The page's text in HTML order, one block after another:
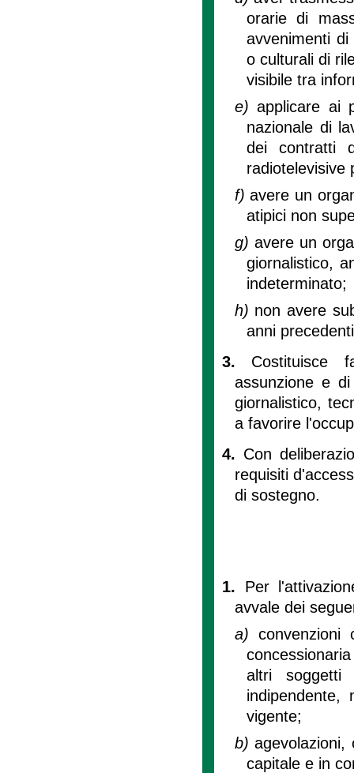
orarie di
avvenimenti
o culturali di
visibile tra
e)applicare ai
nazionale di
dei contratti
radiotelevisive
f)avere un
atipici non
g) avere un
giornalistico,
indeterminato;
h) non avere
anni
3. Costituisce
assunzione e
giornalistico,
a favorire
4. Con
requisiti
di sostegno.
1. Per
avvale dei
a) convenzioni
altri soggetti
indipendente,
vigente;
b)
capitale e in